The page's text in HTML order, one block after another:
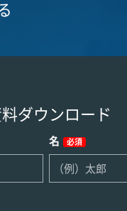
ダウンロード
名 必須